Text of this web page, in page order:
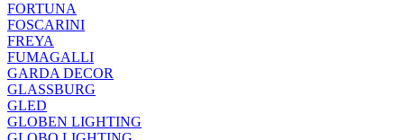
FORTUNA
FOSCARINI
FREYA
FUMAGALLI
GARDA DECOR
GLASSBURG
GLED
GLOBEN LIGHTING